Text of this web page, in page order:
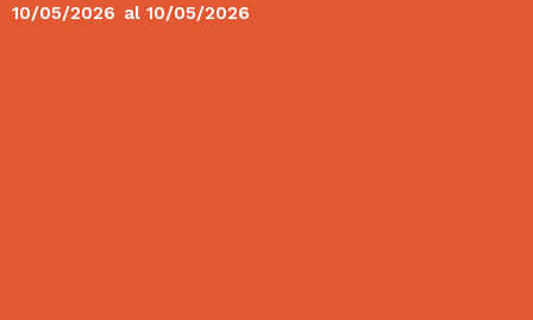
10/05/2026 al 10/05/2026